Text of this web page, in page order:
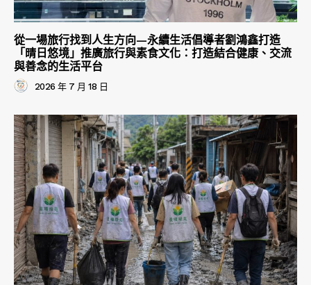
從一場旅行找到人生方向—永續生活倡導者劉鴻鑫打造
「晴日悠境」推廣旅行與素食文化：打造結合健康、交流
與善念的生活平台
2026 年 7 月 18 日